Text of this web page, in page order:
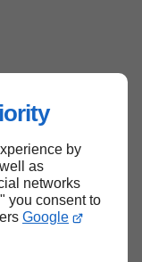
by
as
networks
you consent to
Google